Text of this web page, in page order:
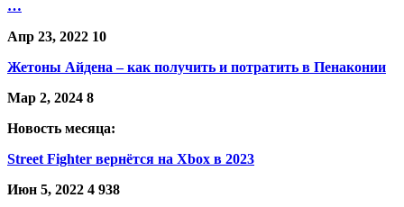
…
Апр 23, 2022 10
Жетоны Айдена – как получить и потратить в Пенаконии
Мар 2, 2024 8
Новость месяца:
Street Fighter вернётся на Xbox в 2023
Июн 5, 2022 4 938